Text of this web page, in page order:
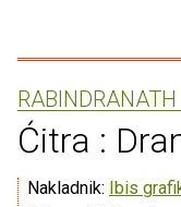
RABINDRANATH
Ćitra :
Nakladnik: Ibis